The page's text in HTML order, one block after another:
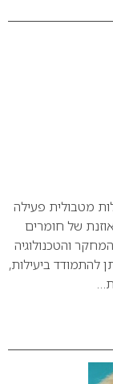
מטבולית פעילה
של חומרים
והטכנולוגיה
להתמודד ביעילות,